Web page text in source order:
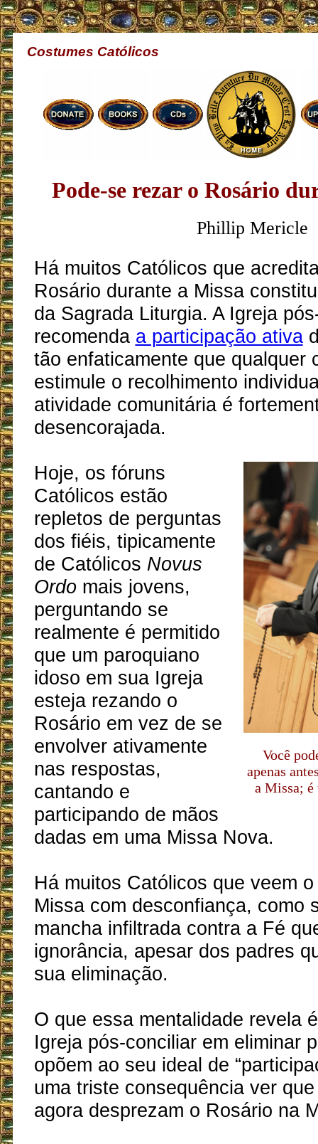
Costumes Católicos
Pode-se rezar o Rosário
Phillip Mericle
Há muitos Católicos que
Rosário durante a Missa
da Sagrada Liturgia. A Igreja
recomenda a participação ativa
tão enfaticamente que qualquer
estimule o recolhimento
atividade comunitária é
desencorajada.
Você
apenas
a Missa; é
Hoje, os fóruns
Católicos estão
repletos de perguntas
dos fiéis, tipicamente
de Católicos Novus
Ordomais jovens,
perguntando se
realmente é permitido
que um paroquiano
idoso em sua Igreja
esteja rezando o
Rosário em vez de se
envolver ativamente
nas respostas,
cantando e
participando de mãos
dadas em uma Missa Nova.
Há muitos Católicos que veem
Missa com desconfiança, como
mancha infiltrada contra a Fé
ignorância, apesar dos padres
sua eliminação.
O que essa mentalidade revela
Igreja pós-conciliar em eliminar
opõem ao seu ideal de
uma triste consequência ver
agora desprezam o Rosário na